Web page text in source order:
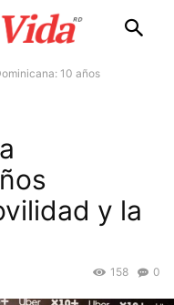
10 años
y la
0
158